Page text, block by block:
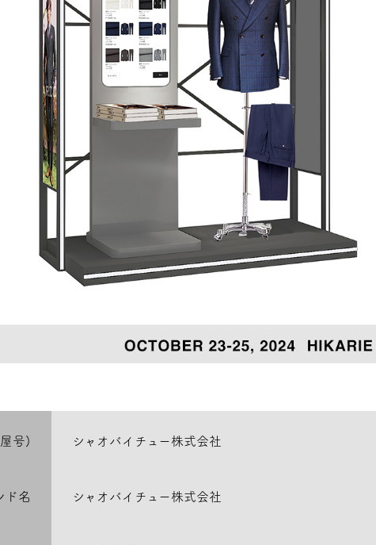
号) シャオバイチュー株式会社
ド名 シャオバイチュー株式会社